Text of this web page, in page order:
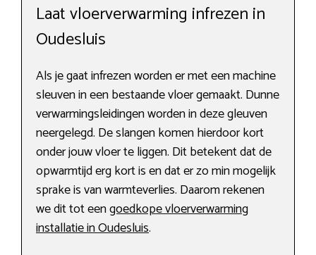
Laat vloerverwarming infrezen in
Oudesluis
Als je gaat infrezen worden er met een machine
sleuven in een bestaande vloer gemaakt. Dunne
verwarmingsleidingen worden in deze gleuven
neergelegd. De slangen komen hierdoor kort
onder jouw vloer te liggen. Dit betekent dat de
opwarmtijd erg kort is en dat er zo min mogelijk
sprake is van warmteverlies. Daarom rekenen
we dit tot eengoedkope vloerverwarming
installatie in Oudesluis.